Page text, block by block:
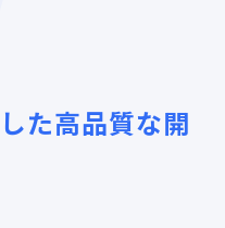
た高品質な開